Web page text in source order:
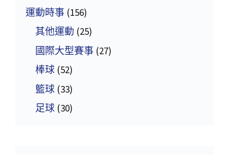
運動時事 (156)
其他運動 (25)
國際大型賽事 (27)
棒球 (52)
籃球 (33)
足球 (30)